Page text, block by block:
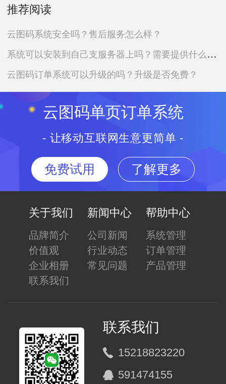
推荐阅读
云图码系统安全吗？售后服务怎么样？
系统可以安装到自己支服务器上吗？需要提供什么资料？
云图码订单系统可以升级的吗？升级是否免费？
云图码单页订单系统
- 让移动互联网生意更简单 -
免费试用 了解更多
关于我们
品牌简介
价值观
企业相册
联系我们
新闻中心
公司新闻
行业动态
常见问题
帮助中心
系统管理
订单管理
产品管理
联系我们
15218823220
591474155